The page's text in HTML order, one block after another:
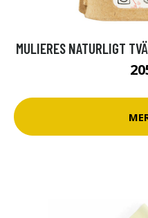
MULIERES NATURLIGT